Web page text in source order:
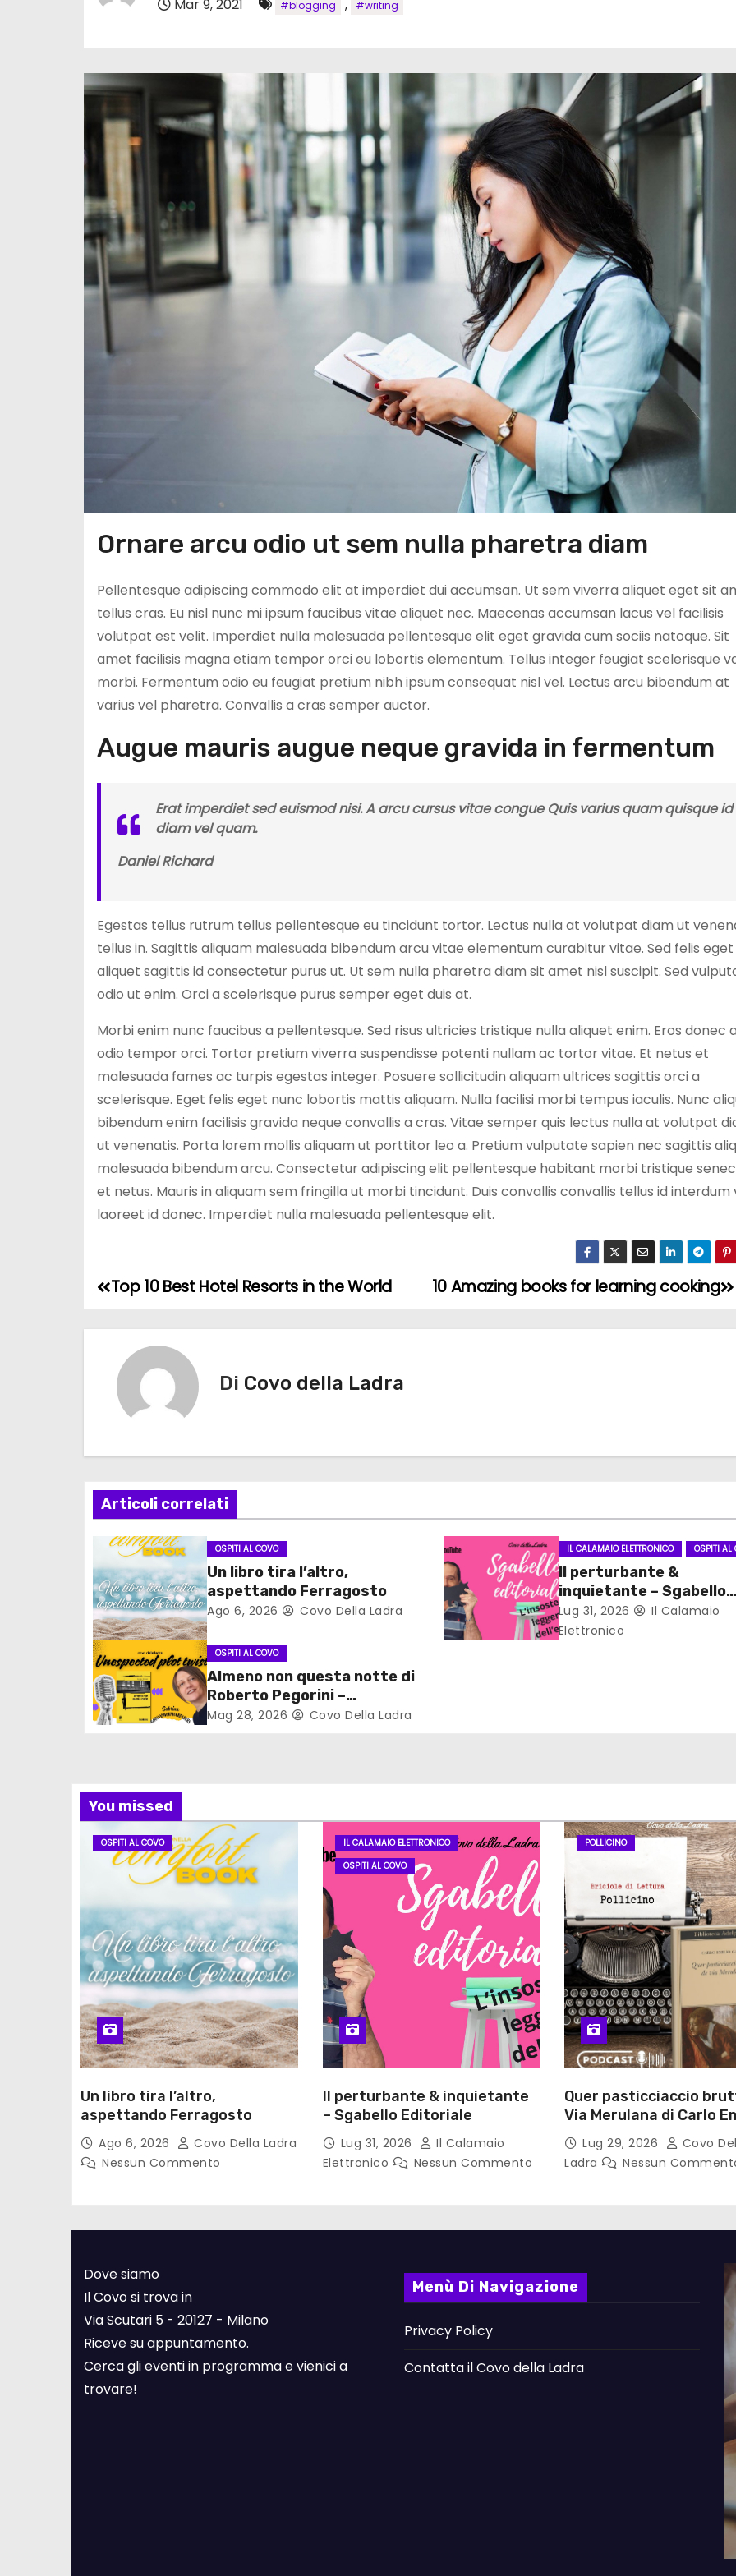
Mar 9, 2021 #blogging , #writing
Ornare arcu odio ut sem nulla pharetra diam
Pellentesque adipiscing commodo elit at imperdiet dui accumsan. Ut sem viverra aliquet eget sit
tellus cras. Eu nisl nunc mi ipsum faucibus vitae aliquet nec. Maecenas accumsan lacus vel facilisis
volutpat est velit. Imperdiet nulla malesuada pellentesque elit eget gravida cum sociis natoque. Sit
amet facilisis magna etiam tempor orci eu lobortis elementum. Tellus integer feugiat scelerisque
morbi. Fermentum odio eu feugiat pretium nibh ipsum consequat nisl vel. Lectus arcu bibendum at
varius vel pharetra. Convallis a cras semper auctor.
Augue mauris augue neque gravida in fermentum
Erat imperdiet sed euismod nisi. A arcu cursus vitae congue Quis varius quam quisque id
diam vel quam.
Daniel Richard
Egestas tellus rutrum tellus pellentesque eu tincidunt tortor. Lectus nulla at volutpat diam ut
tellus in. Sagittis aliquam malesuada bibendum arcu vitae elementum curabitur vitae. Sed felis
aliquet sagittis id consectetur purus ut. Ut sem nulla pharetra diam sit amet nisl suscipit. Sed
odio ut enim. Orci a scelerisque purus semper eget duis at.
Morbi enim nunc faucibus a pellentesque. Sed risus ultricies tristique nulla aliquet enim. Eros donec
odio tempor orci. Tortor pretium viverra suspendisse potenti nullam ac tortor vitae. Et netus et
malesuada fames ac turpis egestas integer. Posuere sollicitudin aliquam ultrices sagittis orci a
scelerisque. Eget felis eget nunc lobortis mattis aliquam. Nulla facilisi morbi tempus iaculis. Nunc
bibendum enim facilisis gravida neque convallis a cras. Vitae semper quis lectus nulla at volutpat
ut venenatis. Porta lorem mollis aliquam ut porttitor leo a. Pretium vulputate sapien nec sagittis
malesuada bibendum arcu. Consectetur adipiscing elit pellentesque habitant morbi tristique
et netus. Mauris in aliquam sem fringilla ut morbi tincidunt. Duis convallis convallis tellus id interdum
laoreet id donec. Imperdiet nulla malesuada pellentesque elit.
N
a
a
z
o
n
e
a
r
c
o
i
10 Amazing books for learning cooking
Top 10 Best Hotel Resorts in the World
Di Covo della Ladra
Articoli correlati
OSPITI AL COVO
Un libro tira l’altro,
aspettando Ferragosto
Ago 6, 2026 Covo Della Ladra
IL CALAMAIO ELETTRONICO OSPITI AL
Il perturbante &
inquietante – Sgabello
Editoriale
Lug 31, 2026
Il Calamaio
Elettronico
OSPITI AL COVO
Almeno non questa notte di
Roberto Pegorini –
Unespected plot twist
Mag 28, 2026 Covo Della Ladra
You missed
OSPITI AL COVO
Un libro tira l’altro,
aspettando Ferragosto
Ago 6, 2026
Covo Della Ladra
Nessun Commento
IL CALAMAIO ELETTRONICO
OSPITI AL COVO
Il perturbante & inquietante
– Sgabello Editoriale
Lug 31, 2026
Il Calamaio
Elettronico
Nessun Commento
POLLICINO
Quer pasticciaccio
Via Merulana di Carlo
Gadda – Pollicino.
lettura
Lug 29, 2026
Covo
Ladra
Nessun
Dove siamo
Il Covo si trova in
Via Scutari 5 - 20127 - Milano
Riceve su appuntamento.
Cerca gli eventi in programma e vienici a
trovare!
Menù Di Navigazione
Privacy Policy
Contatta il Covo della Ladra